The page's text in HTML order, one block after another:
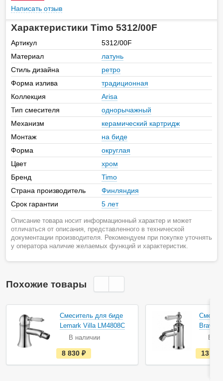
Написать отзыв
Характеристики Timo 5312/00F
Артикул
5312/00F
Материал
латунь
Стиль дизайна
ретро
Форма излива
традиционная
Коллекция
Arisa
Тип смесителя
однорычажный
Механизм
керамический картридж
Монтаж
на биде
Форма
округлая
Цвет
хром
Бренд
Timo
Страна производитель
Финляндия
Срок гарантии
5 лет
Описание товара носит информационный характер и может
отличаться от описания, представленного в технической
документации производителя. Рекомендуем при покупке уточнять
у оператора наличие желаемых функций и характеристик.
Похожие товары
Смеситель для биде
Lemark Villa LM4808C
В наличии
е
с
т
8 830
Bravat
В
13